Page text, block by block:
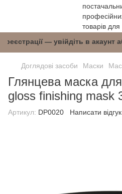
реєстрації —
Доглядові засоби Маски
Глянцева маска
gloss finishing mask
Артикул: DP0020 Написати відгук